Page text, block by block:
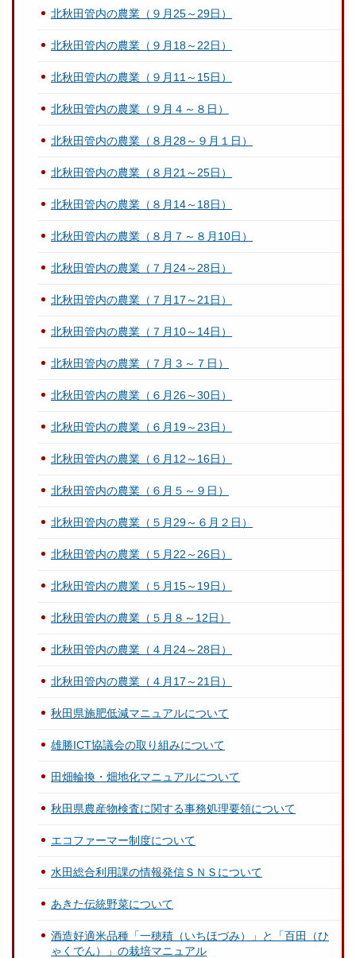
北秋田管内の農業（９月25～29日）
北秋田管内の農業（９月18～22日）
北秋田管内の農業（９月11～15日）
北秋田管内の農業（９月４～８日）
北秋田管内の農業（８月28～９月１日）
北秋田管内の農業（８月21～25日）
北秋田管内の農業（８月14～18日）
北秋田管内の農業（８月７～８月10日）
北秋田管内の農業（７月24～28日）
北秋田管内の農業（７月17～21日）
北秋田管内の農業（７月10～14日）
北秋田管内の農業（７月３～７日）
北秋田管内の農業（６月26～30日）
北秋田管内の農業（６月19～23日）
北秋田管内の農業（６月12～16日）
北秋田管内の農業（６月５～９日）
北秋田管内の農業（５月29～６月２日）
北秋田管内の農業（５月22～26日）
北秋田管内の農業（５月15～19日）
北秋田管内の農業（５月８～12日）
北秋田管内の農業（４月24～28日）
北秋田管内の農業（４月17～21日）
秋田県施肥低減マニュアルについて
雄勝ICT協議会の取り組みについて
田畑輪換・畑地化マニュアルについて
秋田県農産物検査に関する事務処理要領について
エコファーマー制度について
水田総合利用課の情報発信ＳＮＳについて
あきた伝統野菜について
酒造好適米品種「一穂積（いちほづみ）」と「百田（ひ
ゃくでん）」の栽培マニュアル